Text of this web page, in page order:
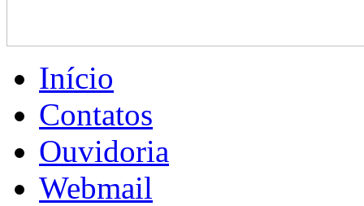
Início
Contatos
Ouvidoria
Webmail